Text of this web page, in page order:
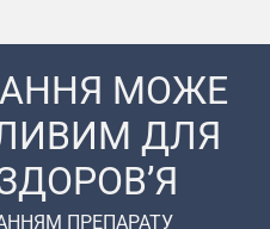
МОЖЕ
ДЛЯ
ПРЕПАРАТУ